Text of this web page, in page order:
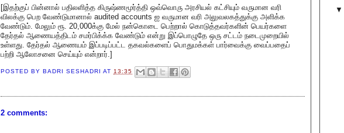
[இதற்குப் பின்னால் பதிலளித்த கிருஷ்ணமூர்த்தி ஒவ்வொரு அரசியல் கட்சியும் வருமான வரி
விலக்கு பெற வேண்டுமானால் audited accounts ஐ வருமான வரி அலுவலகத்துக்கு அளிக்க
வேண்டும். மேலும் ரூ. 20,000க்கு மேல் நன்கொடை பெற்றால் கொடுத்தவர்களின் பெயர்களை
தேர்தல் ஆணையத்திடம் சமர்பிக்க்க வேண்டும் என்று இப்பொழுதே ஒரு சட்டம் நடைமுறையில்
உள்ளது. தேர்தல் ஆணையம் இப்படிப்பட்ட தகவல்களைப் பொதுமக்கள் பார்வைக்கு வைப்பதைப்
பற்றி ஆலோசனை செய்யும் என்றார்.]
POSTED BY BADRI SESHADRI AT13:35
2 comments:
▼